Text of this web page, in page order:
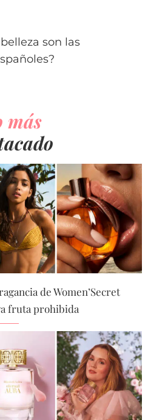
son las
más
de Women’Secret
fruta prohibida